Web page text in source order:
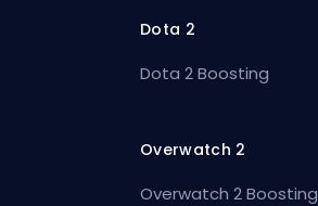
Dota 2
Dota 2 Boosting
Overwatch 2
Overwatch 2 Boosting